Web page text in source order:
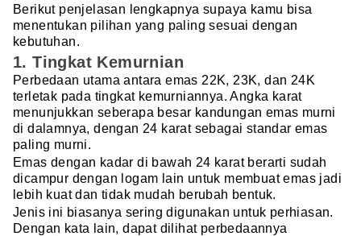
Berikut penjelasan lengkapnya supaya kamu bisa
menentukan pilihan yang paling sesuai dengan
kebutuhan.
1. Tingkat Kemurnian
Perbedaan utama antara emas 22K, 23K, dan 24K
terletak pada tingkat kemurniannya. Angka karat
menunjukkan seberapa besar kandungan emas murni
di dalamnya, dengan 24 karat sebagai standar emas
paling murni.
Emas dengan kadar di bawah 24 karat berarti sudah
dicampur dengan logam lain untuk membuat emas jadi
lebih kuat dan tidak mudah berubah bentuk.
Jenis ini biasanya sering digunakan untuk perhiasan.
Dengan kata lain, dapat dilihat perbedaannya